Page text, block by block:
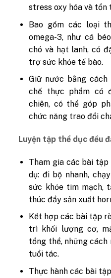
stress oxy hóa và tổn
Bao gồm các loại
omega-3, như cá
chó và hạt lanh, có
trợ sức khỏe tế bào.
Giữ nước bằng cách
chế thực phẩm có
chiên, có thể góp
chức năng trao đổi
Luyện tập thể dục đều
Tham gia các bài
dụ: đi bộ nhanh,
sức khỏe tim mạch,
thúc đẩy sản xuất
Kết hợp các bài tập
trì khối lượng cơ,
tổng thể, những
tuổi tác.
Thực hành các bài